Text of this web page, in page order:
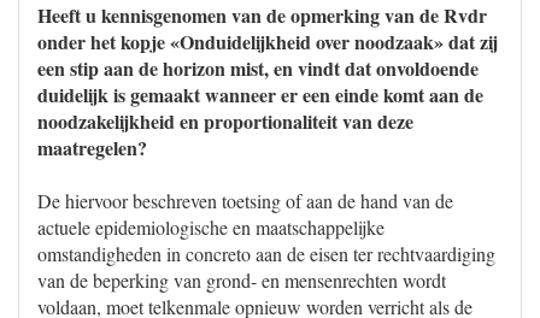
Heeft u kennisgenomen van de opmerking van de Rvdr
onder het kopje «Onduidelijkheid over noodzaak» dat zij
een stip aan de horizon mist, en vindt dat onvoldoende
duidelijk is gemaakt wanneer er een einde komt aan de
noodzakelijkheid en proportionaliteit van deze
maatregelen?
De hiervoor beschreven toetsing of aan de hand van de
actuele epidemiologische en maatschappelijke
omstandigheden in concreto aan de eisen ter rechtvaardiging
van de beperking van grond- en mensenrechten wordt
voldaan, moet telkenmale opnieuw worden verricht als de